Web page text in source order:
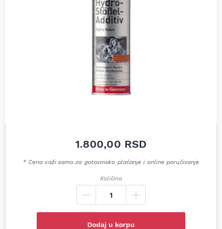
1.800,00 RSD
* Cena važi samo za gotovinsko plaćanje i online poručivanje
Količina
Dodaj u korpu